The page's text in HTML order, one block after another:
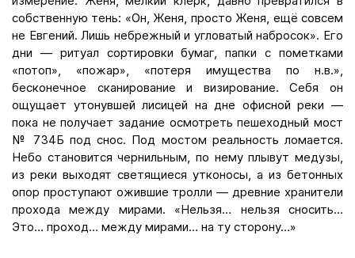
собственную тень: «Он, Женя, просто Женя, ещё совсем
не Евгений. Лишь небрежный и угловатый набросок». Его
дни — ритуал сортировки бумаг, папки с пометками
«потоп», «пожар», «потеря имущества по н.в.»,
бесконечное сканирование и визирование. Себя он
ощущает утонувшей лисицей на дне офисной реки —
пока не получает задание осмотреть пешеходный мост
№ 734Б под снос. Под мостом реальность ломается.
Небо становится чернильным, по нему плывут медузы,
из реки выходят светящиеся утконосы, а из бетонных
опор проступают ожившие тролли — древние хранители
прохода между мирами. «Нельзя… нельзя сносить…
Это… проход… между мирами… на ту сторону…»